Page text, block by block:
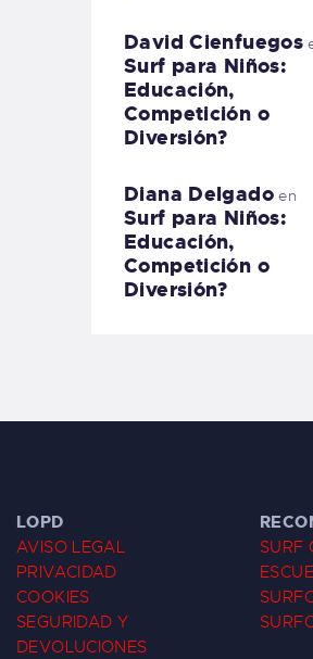
David Cienfuegos
Surf para Niños:
Educación,
Competición o
Diversión?
Diana Delgadoen
Surf para Niños:
Educación,
Competición o
Diversión?
LOPD
AVISO LEGAL
PRIVACIDAD
COOKIES
SEGURIDAD Y
DEVOLUCIONES
SURF